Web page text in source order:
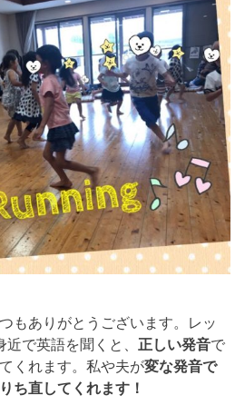
もありがとうございます。レッ
で英語を聞くと、 正しい発音で
くれます。私や夫が変な発音で
ち直してくれます！